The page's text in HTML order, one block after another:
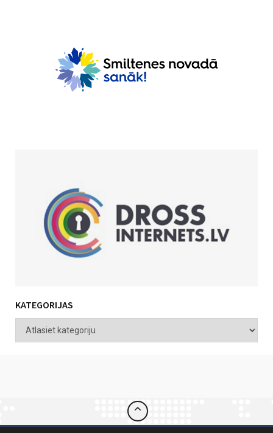
KATEGORIJAS